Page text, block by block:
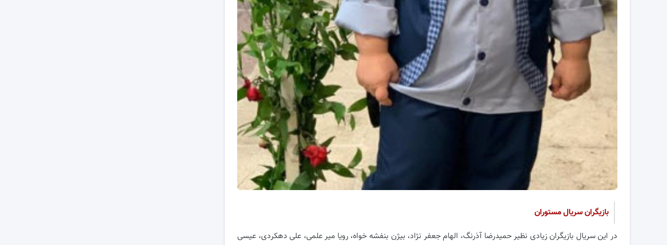
بازیگران سریال مستوران
در این سریال بازیگران زیادی نظیر حمیدرضا آذرنگ، الهام جعفر نژاد، بیژن بنفشه خواه، رویا میر علمی، علی دهکردی، عیسی